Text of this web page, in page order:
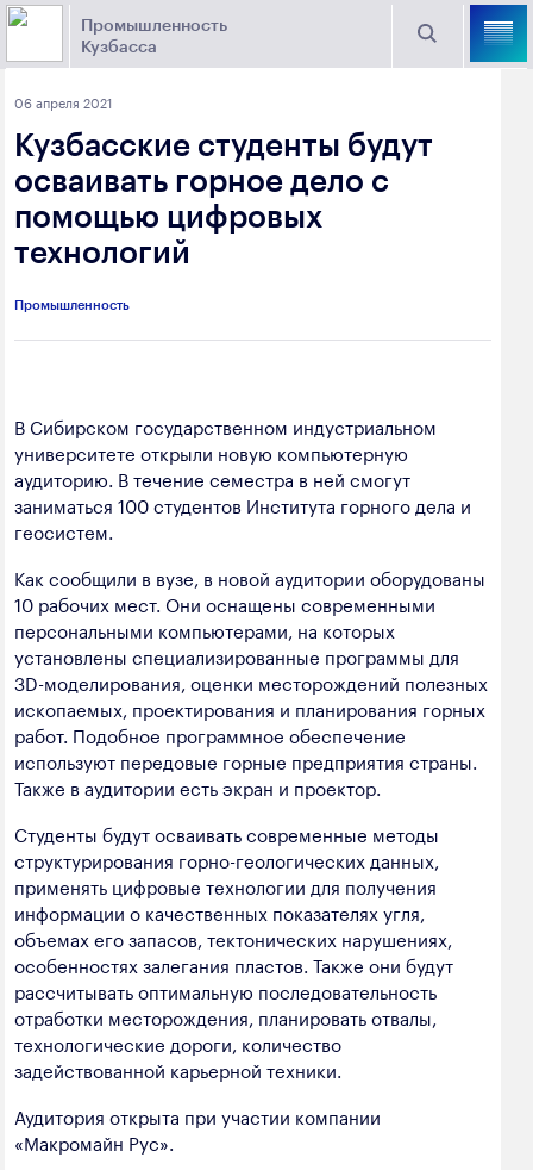
Промышленность
Кузбасса
Поиск
Торговая площадка Кузбасса
Выберите отрасль
Угольная промышленность
Химическая промышленность
Машиностроение
Промышленность строительных материалов
Добыча общераспространенных
полезных ископаемых
Лёгкая промышленность
Лесная промышленность
Пищевая промышленность
Предприятия
Новости
промышленности
650000, г. Кемерово, пр. Советский, 63
+7 (3842) 58-78-61
dprom@ako.ru
Создание сайта — Мэйк
06 апреля 2021
Кузбасские студенты будут
осваивать горное дело с
помощью цифровых
технологий
Промышленность
В Сибирском государственном индустриальном
университете открыли новую компьютерную
аудиторию. В течение семестра в ней смогут
заниматься 100 студентов Института горного дела и
геосистем.
Как сообщили в вузе, в новой аудитории оборудованы
10 рабочих мест. Они оснащены современными
персональными компьютерами, на которых
установлены специализированные программы для
3D-моделирования, оценки месторождений полезных
ископаемых, проектирования и планирования горных
работ. Подобное программное обеспечение
используют передовые горные предприятия страны.
Также в аудитории есть экран и проектор.
Студенты будут осваивать современные методы
структурирования горно-геологических данных,
применять цифровые технологии для получения
информации о качественных показателях угля,
объемах его запасов, тектонических нарушениях,
особенностях залегания пластов. Также они будут
рассчитывать оптимальную последовательность
отработки месторождения, планировать отвалы,
технологические дороги, количество
задействованной карьерной техники.
Аудитория открыта при участии компании
«Макромайн Рус».